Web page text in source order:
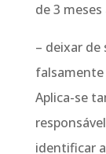
de 3 meses
– deixar
falsamente
Aplica-se
identificar